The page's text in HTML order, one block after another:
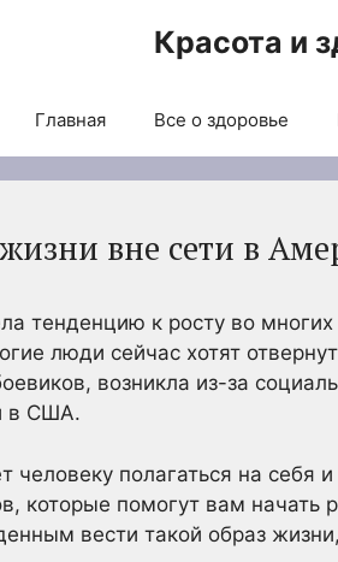
Красота и
Главная Все о здоровье
вне сети в
тенденцию к росту во
люди сейчас хотят
возникла из-за
в США.
человеку полагаться на
которые помогут вам
вести такой образ